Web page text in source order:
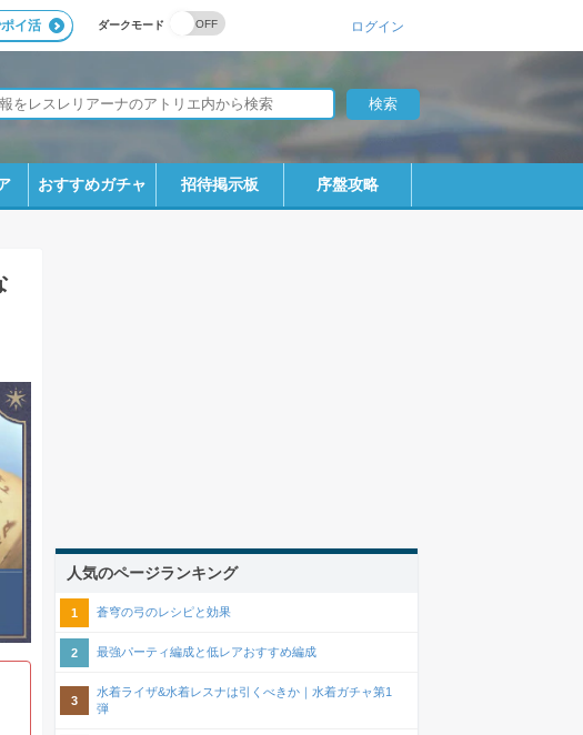
ダークモード
イ活 ログイン
おすすめガチャ 招待掲示板 序盤攻略
人気のページランキング
蒼穹の弓のレシピと効果
最強パーティ編成と低レアおすすめ編成
水着ライザ&水着レスナは引くべきか｜水着ガチャ第1
弾